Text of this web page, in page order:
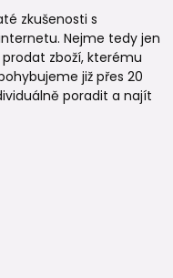
zkušenosti s
Nejme tedy jen
zboží, kterému
již přes 20
poradit a najít